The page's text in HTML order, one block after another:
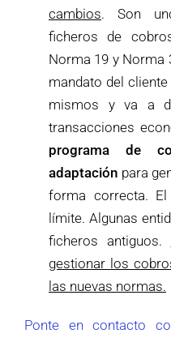
cambios. Son
ficheros de
Norma 19 y Norma
mandato del
mismos y va a
transacciones
programa de
adaptación para
forma correcta.
límite. Algunas
ficheros antiguos.
gestionar los
las nuevas normas.
Ponte en contacto